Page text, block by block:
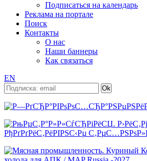
Подписаться на календарь
Реклама на портале
Поиск
Контакты
О нас
Наши баннеры
Как связаться
EN